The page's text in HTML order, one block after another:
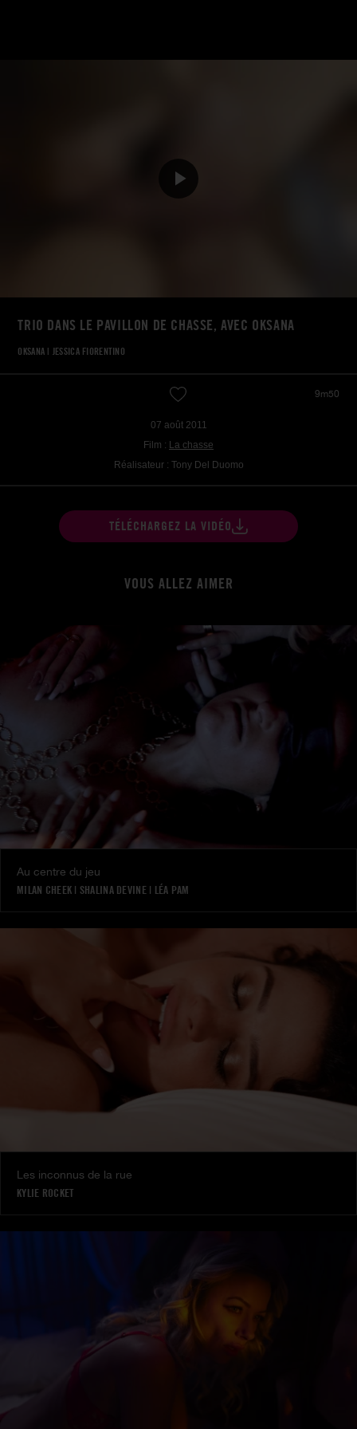
TRIO DANS LE PAVILLON DE CHASSE, AVEC OKSANA
OKSANA | JESSICA FIORENTINO
9m50
07 août 2011
Film : La chasse
Réalisateur : Tony Del Duomo
TÉLÉCHARGEZ LA VIDÉO
VOUS ALLEZ AIMER
Au centre du jeu
MILAN CHEEK | SHALINA DEVINE| LÉA PAM
Les inconnus de la rue
KYLIE ROCKET